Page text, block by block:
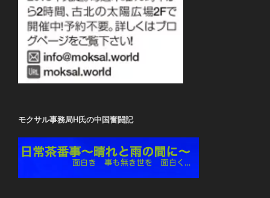
モクサル事務局H氏の中国奮闘記